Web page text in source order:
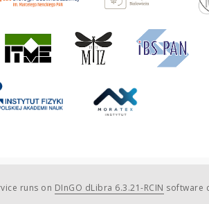
runs on DInGO dLibra 6.3.21-RCIN software